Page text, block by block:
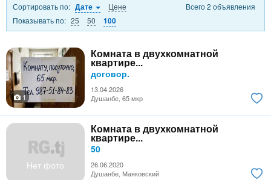
Сортировать по: Дате
Цене
Показывать по: 25 50 100
Всего 2 объявления
Комната в двухкомнатной
квартире...
договор.
13.04.2026
1
Душанбе, 65 мкр
Нет фото
Комната в двухкомнатной
квартире...
50
26.06.2020
Душанбе, Маяковский